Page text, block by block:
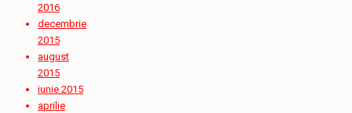
2016
decembrie
2015
august
2015
iunie 2015
aprilie